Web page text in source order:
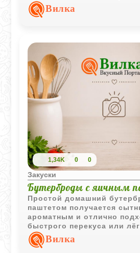
Вилка
1,34K 0 0
Закуски
Бутерброды с яичным
Простой домашний
паштетом получается
ароматным и отлично
быстрого перекуса или
Нежная яичная масса с
зелёным луком хорошо
Вилка